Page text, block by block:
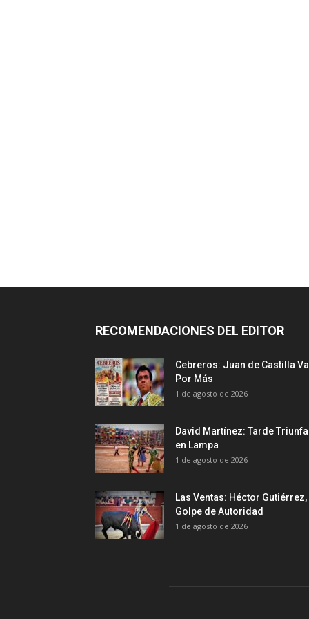
RECOMENDACIONES DEL EDITOR
Cebreros: Juan de Castilla Va
Por Más
1 de agosto de 2026
David Martínez: Tarde
en Lampa
1 de agosto de 2026
Las Ventas: Héctor Gutiérrez,
Golpe de Autoridad
1 de agosto de 2026